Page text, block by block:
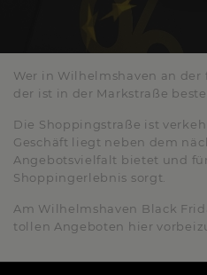
Wer in Wilhelmshaven an
der ist in der Markstraße
Die Shoppingstraße ist
Geschäft liegt neben dem
Angebotsvielfalt bietet und
Shoppingerlebnis sorgt.
Am Wilhelmshaven Black
tollen Angeboten hier